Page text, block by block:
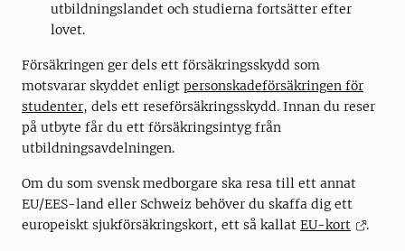
utbildningslandet och studierna fortsätter efter
lovet.
Försäkringen ger dels ett försäkringsskydd som
motsvarar skyddet enligt personskadeförsäkringen för
studenter, dels ett reseförsäkringsskydd. Innan du reser
på utbyte får du ett försäkringsintyg från
utbildningsavdelningen.
Om du som svensk medborgare ska resa till ett annat
EU/EES-land eller Schweiz behöver du skaffa dig ett
europeiskt sjukförsäkringskort, ett så kallat EU-kort .